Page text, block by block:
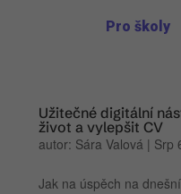
Pro školy
Užitečné digitální
život a vylepšit CV
autor: Sára Valová | Srp
Jak na úspěch na